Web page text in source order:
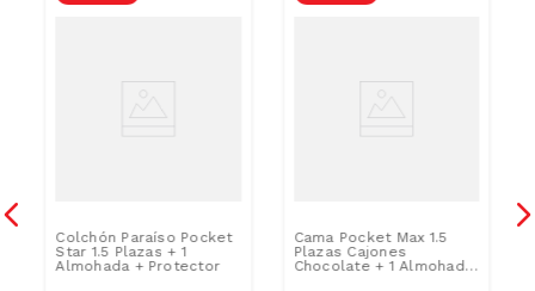
Colchón Paraíso Pocket
Star 1.5 Plazas + 1
Almohada + Protector
Cama Pocket Max 1.5
Plazas Cajones
Chocolate + 1 Almohada